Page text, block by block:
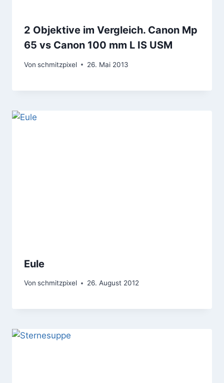
2 Objektive im Vergleich. Canon Mp
65 vs Canon 100 mm L IS USM
Von schmitzpixel 26. Mai 2013
Eule
Von schmitzpixel 26. August 2012